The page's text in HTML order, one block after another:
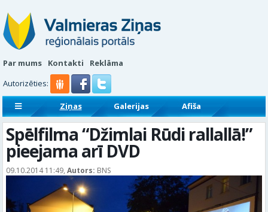
Par mums Kontakti
Reklāma
Autorizēties:
Ziņas Galerijas
Afiša
Sludinājumi
Reklāmraksti
Spēlfilma “Džimlai Rūdi rallallā!”
pieejama arī DVD
09.10.2014 11:49, Autors: BNS